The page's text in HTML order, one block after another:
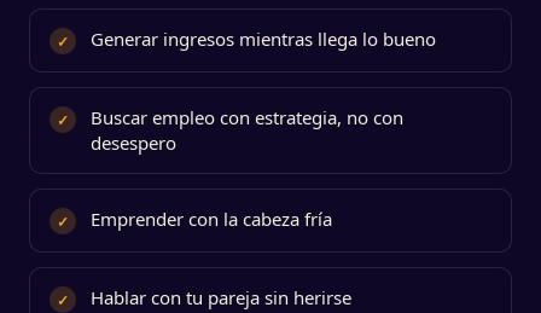
✓ Generar ingresos mientras llega lo bueno
✓
Buscar empleo con estrategia, no con
desespero
✓ Emprender con la cabeza fría
✓ Hablar con tu pareja sin herirse